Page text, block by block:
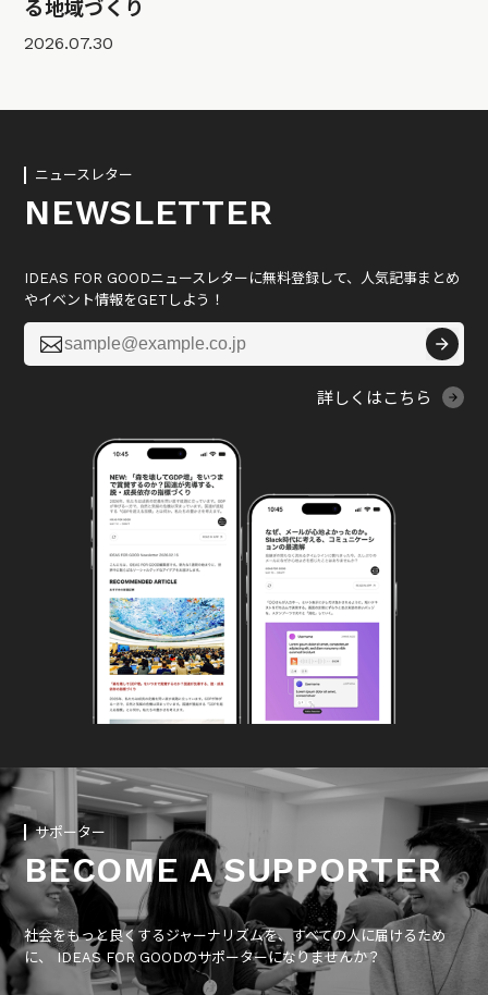
る地域づくり
2026.07.30
ニュースレター
NEWSLETTER
IDEAS FOR GOODニュースレターに無料登録して、人気記事まとめ
やイベント情報をGETしよう！

詳しくはこちら
サポーター
BECOME A SUPPORTER
社会をもっと良くするジャーナリズムを、すべての人に届けるため
に、 IDEAS FOR GOODのサポーターになりませんか？